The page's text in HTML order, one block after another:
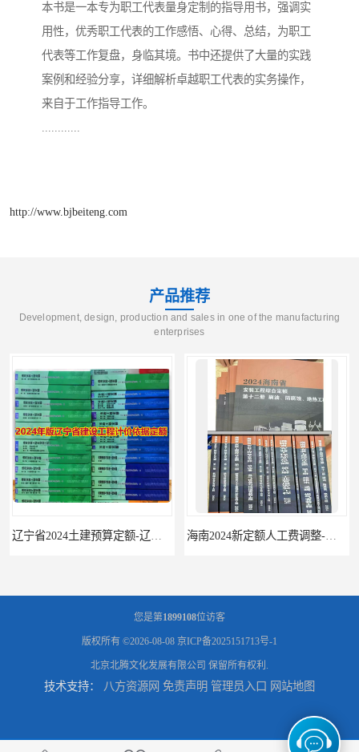
本书是一本专为职工代表量身定制的指导用书，强调实
用性，优秀职工代表的工作感悟、心得、总结，为职工
代表等工作复盘，身临其境。书中还提供了大量的实践
案例和经验分享，详细解析卓越职工代表的实务操作，
来自于工作指导工作。
............
http://www.bjbeiteng.com
产品推荐
Development, design, production and sales in one of the manufacturing
enterprises
您是第1899108位访客
版权所有 ©2026-08-08 京ICP备2025151713号-1
北京北腾文化发展有限公司 保留所有权利.
技术支持： 八方资源网 免责声明 管理员入口 网站地图